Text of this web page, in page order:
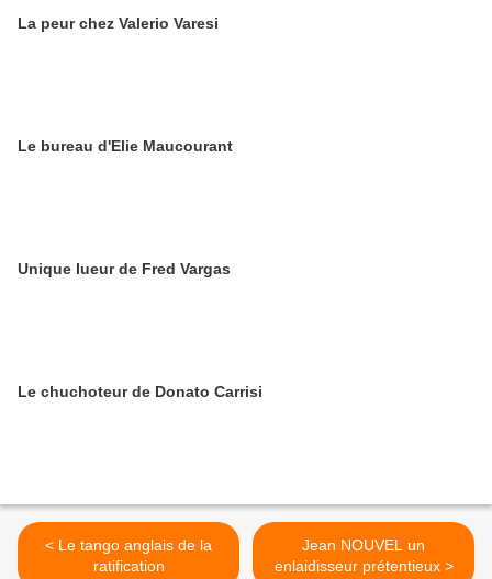
La peur chez Valerio Varesi
Le bureau d'Elie Maucourant
Unique lueur de Fred Vargas
Le chuchoteur de Donato Carrisi
< Le tango anglais de la
ratification
Jean NOUVEL un
enlaidisseur prétentieux >